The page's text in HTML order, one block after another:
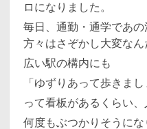
ロになりました。
毎日、通勤・通学であ
方々はさぞかし大変なん
広い駅の構内にも
「ゆずりあって歩きまし
って看板があるくらい、
何度もぶつかりそうにな